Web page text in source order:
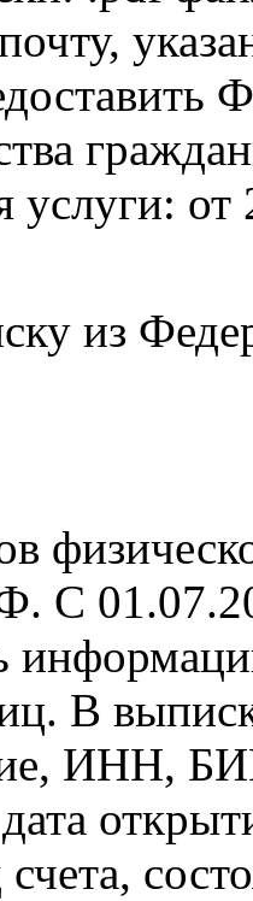
услуги: от
из
С
В
ИНН,